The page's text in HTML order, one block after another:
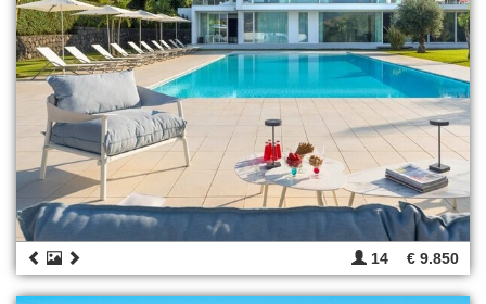
14 € 9.850